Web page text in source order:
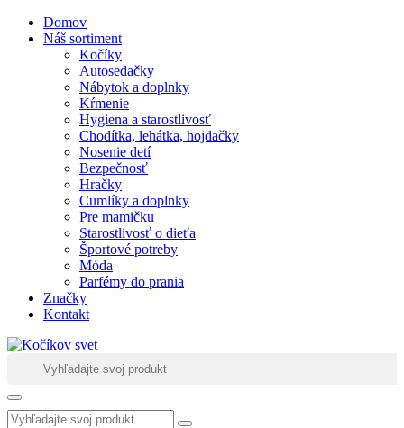
Domov
Náš sortiment
Kočíky
Autosedačky
Nábytok a doplnky
Kŕmenie
Hygiena a starostlivosť
Chodítka, lehátka, hojdačky
Nosenie detí
Bezpečnosť
Hračky
Cumlíky a doplnky
Pre mamičku
Starostlivosť o dieťa
Športové potreby
Móda
Parfémy do prania
Značky
Kontakt